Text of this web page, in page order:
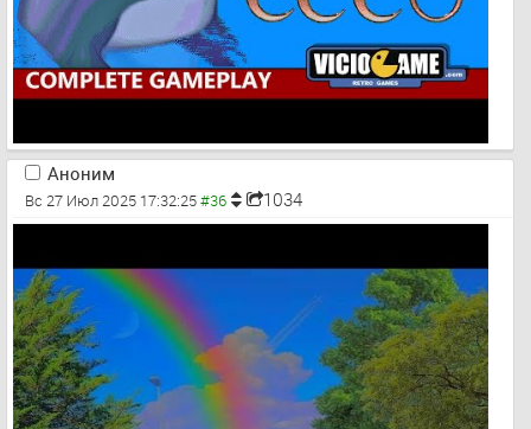
Аноним
Вс 27 Июл 2025 17:32:25 1034